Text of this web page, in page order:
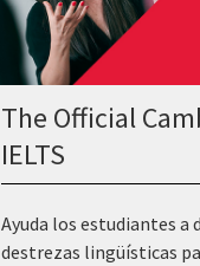
The Official
IELTS
Ayuda los estudiantes a
destrezas lingüísticas